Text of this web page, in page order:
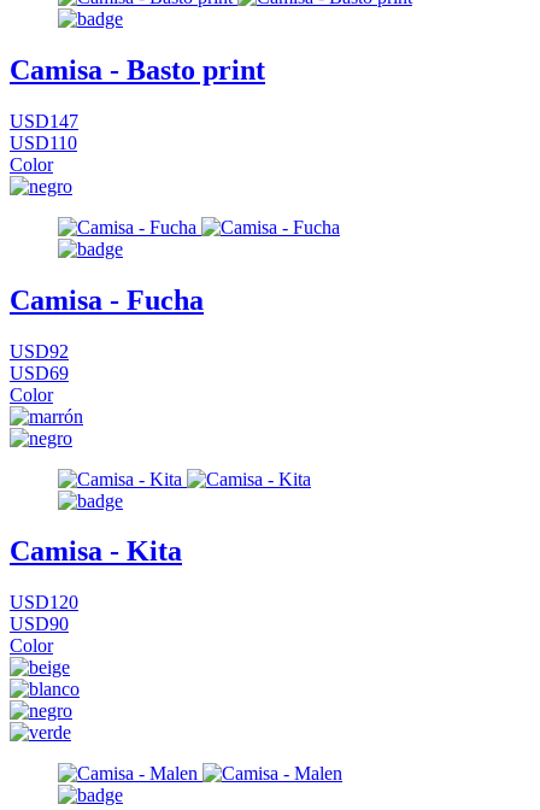
Camisa - Basto print
USD147
USD110
Color
Camisa - Fucha
USD92
USD69
Color
Camisa - Kita
USD120
USD90
Color